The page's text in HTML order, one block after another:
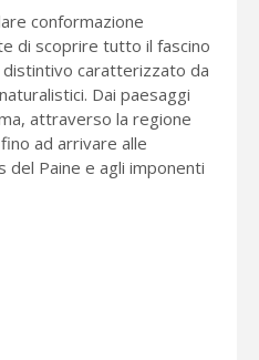
conformazione
di scoprire tutto il fascino
caratterizzato da
Dai paesaggi
attraverso la regione
ad arrivare alle
Paine e agli imponenti